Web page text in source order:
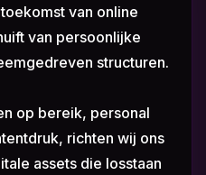
van online
van persoonlijke
structuren.
op bereik, personal
richten wij ons
assets die losstaan